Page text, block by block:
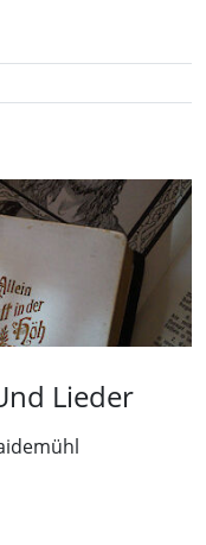
Lieder